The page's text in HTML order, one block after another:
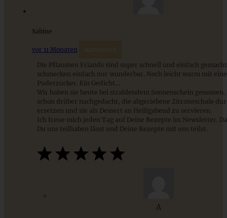
ZUM BEITRAG
Sabine
vor 11 Monaten Antworten
Die Pflaumen Friands sind super schnell und einfach
schmecken einfach nur wunderbar. Noch leicht warm mit
Puderzucker. Ein Gedicht…
Wir haben sie heute bei strahlendem Sonnenschein genossen.
schon drüber nachgedacht, die abgeriebene Zitroneschale
ersetzen und sie als Dessert an Heiligabend zu servieren.
Ich freue mich jeden Tag auf Deine Rezepte im Newsletter.
Du uns teilhaben lässt und Deine Rezepte mit uns teilst.
A